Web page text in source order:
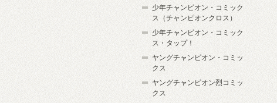
少年チャンピオン・コミック
ス（チャンピオンクロス）
少年チャンピオン・コミック
ス・タップ！
ヤングチャンピオン・コミッ
クス
ヤングチャンピオン烈コミッ
クス